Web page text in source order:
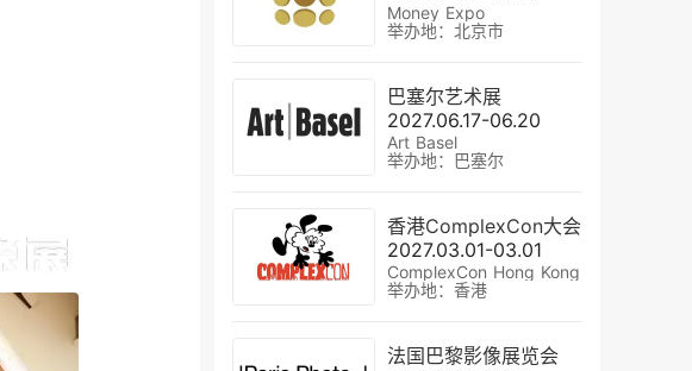
Money Expo
举办地：北京市
巴塞尔艺术展
2027.06.17-06.20
Art Basel
举办地：巴塞尔
香港ComplexCon大会
2027.03.01-03.01
ComplexCon Hong Kong
举办地：香港
法国巴黎影像展览会